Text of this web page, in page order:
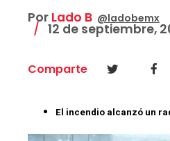
Por Lado B @ladobemx
12 de septiembre,
Comparte
El incendio alcanzó un